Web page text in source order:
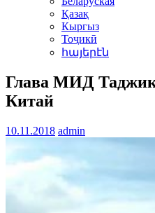
Қазақ
Кыргыз
Тоҷикӣ
հայերէն
Глава МИД
Китай
10.11.2018 admin